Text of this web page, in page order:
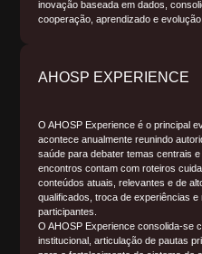
inovação baseada em dados,
cooperação, aprendizado e
AHOSP EXPERIENCE
O AHOSP Experience é o principal
acontece anualmente reunindo
saúde para debater temas centrais
encontros contam com roteiros
conteúdos atuais, relevantes e de
qualificados, troca de experiências
participantes.
O AHOSP Experience consolida-se
institucional, articulação de pautas